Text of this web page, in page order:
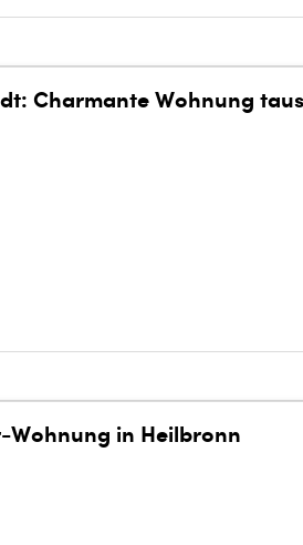
Charmante Wohnung
in Heilbronn